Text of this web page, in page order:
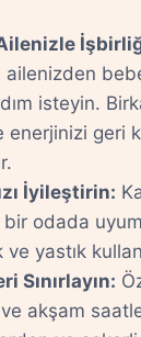
isteyin.
enerjinizi geri
İyileştirin:
odada
yastık
Sınırlayın:
akşam